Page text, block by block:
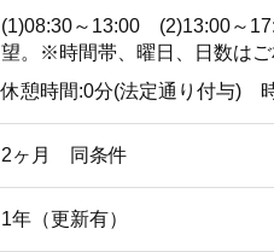
(1)08:30～13:00 (2)13:00～
望。※時間帯、曜日、日数はご
休憩時間:0分(法定通り付与)
2ヶ月 同条件
1年（更新有）